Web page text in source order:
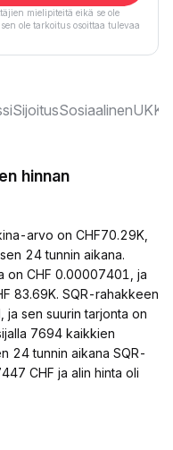
mielipiteitä eikä se ole
ole tarkoitus osoittaa tulevaa
SijoitusSosiaalinenUKK:t
hinnan
arvo on CHF70.29K,
24 tunnin aikana.
on CHF 0.00007401, ja
83.69K. SQR-rahakkeen
sen suurin tarjonta on
7694 kaikkien
24 tunnin aikana SQR-
CHF ja alin hinta oli